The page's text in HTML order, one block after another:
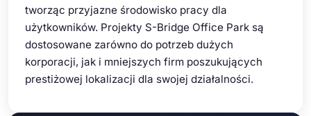
tworząc przyjazne środowisko pracy dla
użytkowników. Projekty S-Bridge Office Park są
dostosowane zarówno do potrzeb dużych
korporacji, jak i mniejszych firm poszukujących
prestiżowej lokalizacji dla swojej działalności.